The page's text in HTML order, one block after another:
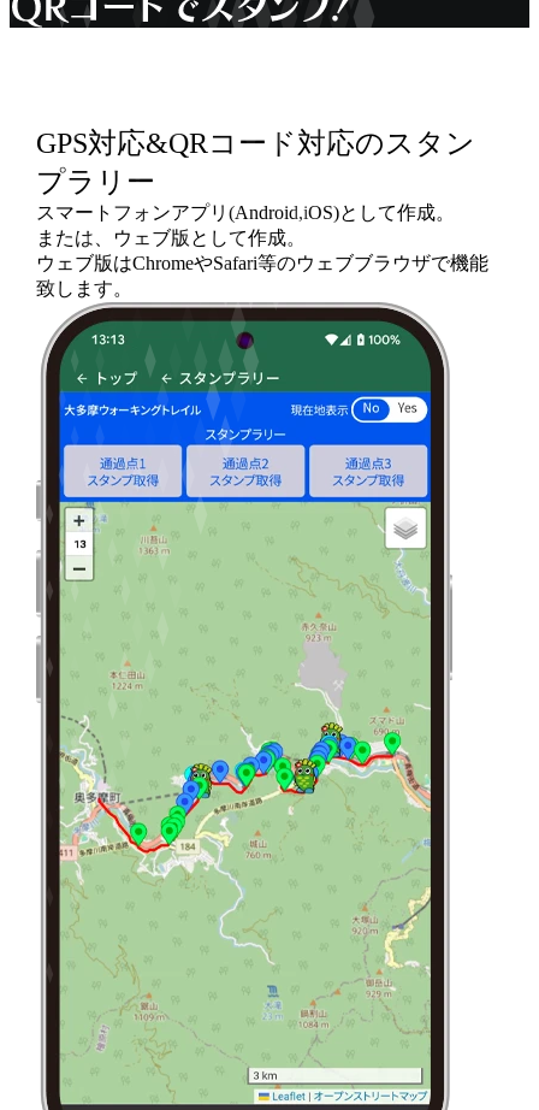
GPS対応&QRコード対応の スタン
プラリー
スマートフォンアプリ(Android,iOS)として作成。
または、ウェブ版として作成。
ウェブ版はChromeやSafari等のウェブブラウザで機能
致します。